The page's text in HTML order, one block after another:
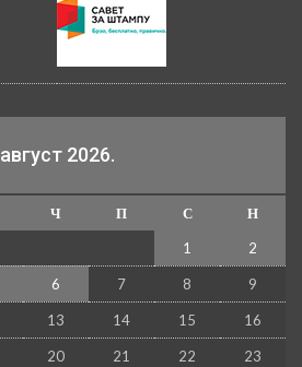
август 2026.
Ч П С
Н
1
2
6 7 8 9
13 14 15 16
20 21 22 23